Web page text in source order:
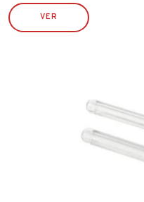
PULMIC
RAMÓN MANZANA
SILVER SANZ / VARTA
VER